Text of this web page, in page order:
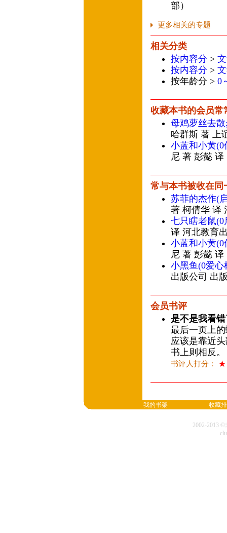
部）
更多相关的专题
相关分类
按内容分 >
按内容分 >
按年龄分 > 0
收藏本书的会员常
母鸡萝丝去
哈群斯 著 上
小蓝和小黄(0
尼 著 彭懿
常与本书被收在同
苏菲的杰作(
著 柯倩华 译
七只瞎老鼠
译 河北教育
小蓝和小黄(0
尼 著 彭懿
小黑鱼(0爱心
出版公司 出
会员书评
是不是我看
最后一页上
应该是靠近
书上则相反。
书评人打分：
我的书架 收藏
2002-2013